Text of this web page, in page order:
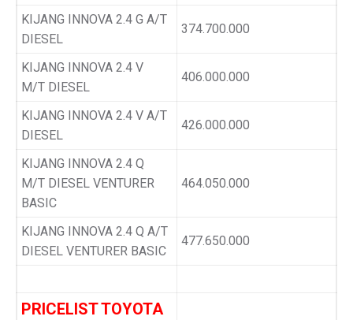
KIJANG INNOVA 2.4 G A/T
DIESEL
374.700.000
KIJANG INNOVA 2.4 V
M/T DIESEL
406.000.000
KIJANG INNOVA 2.4 V A/T
DIESEL
426.000.000
KIJANG INNOVA 2.4 Q
M/T DIESEL VENTURER
BASIC
464.050.000
KIJANG INNOVA 2.4 Q A/T
DIESEL VENTURER BASIC
477.650.000
PRICELIST TOYOTA